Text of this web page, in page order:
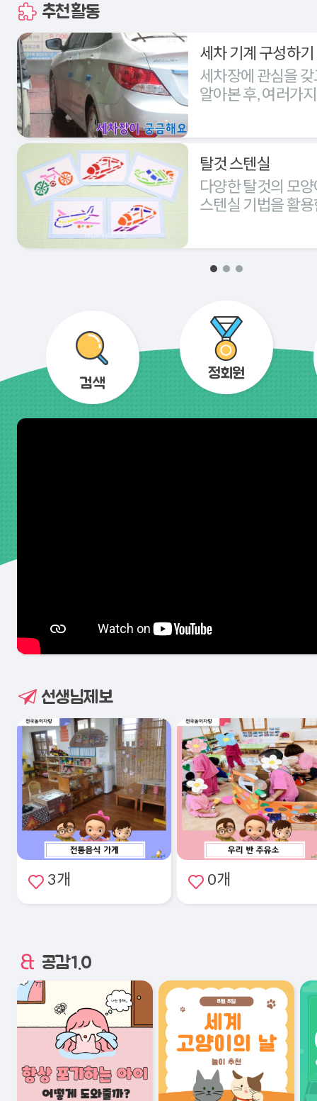
추천활동
세차 기계 구성하기
세차장에 관심을
알아본 후, 여러가
탈것 스텐실
다양한 탈것의 모
스텐실 기법을 활
검색
정회원
선생님제보
3개 0개
공감1.0